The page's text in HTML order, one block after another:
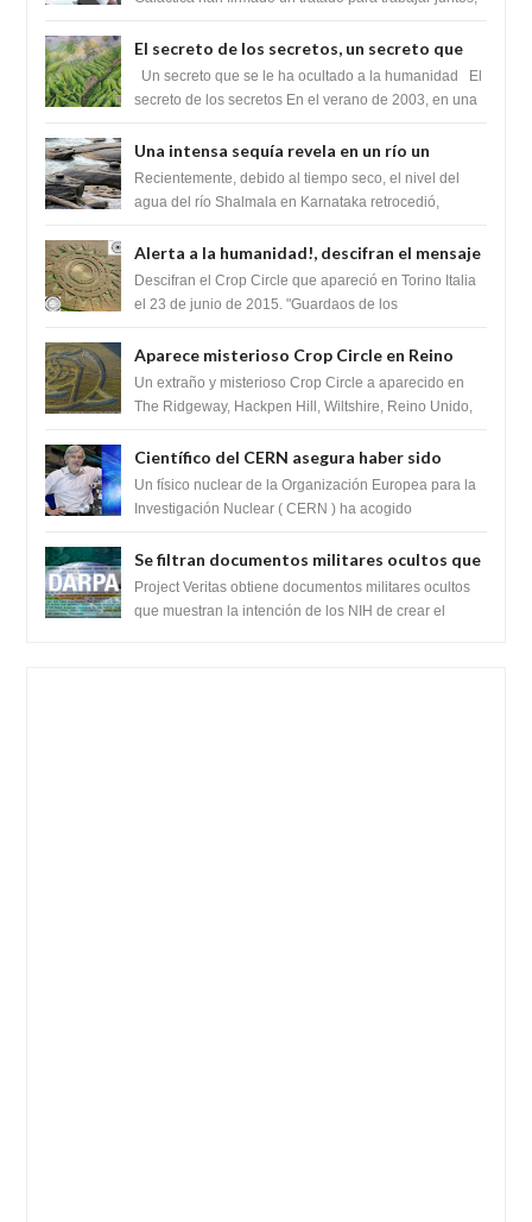
El secreto de los secretos, un secreto que
cambiaría por completo el destino de la
humanidad
Un secreto que se le ha ocultado a la humanidad El
secreto de los secretos En el verano de 2003, en una
Una intensa sequía revela en un río un
impresionante hallazgo de miles de Shiva
Lingas
Recientemente, debido al tiempo seco, el nivel del
agua del río Shalmala en Karnataka retrocedió,
Alerta a la humanidad!, descifran el mensaje
del Crop Circle de Torino ,Italia
Descifran el Crop Circle que apareció en Torino Italia
el 23 de junio de 2015. "Guardaos de los
Aparece misterioso Crop Circle en Reino
Unido 23 de junio 2016
Un extraño y misterioso Crop Circle a aparecido en
The Ridgeway, Hackpen Hill, Wiltshire, Reino Unido,
Científico del CERN asegura haber sido
ayudado por seres de luz durante una
prueba del Colisionador de Hadrones
Un físico nuclear de la Organización Europea para la
Investigación Nuclear ( CERN ) ha acogido
Se filtran documentos militares ocultos que
muestran la intención de los NIH de crear el
SARS-CoV-2, utilizando la investigación de
Project Veritas obtiene documentos militares ocultos
que muestran la intención de los NIH de crear el